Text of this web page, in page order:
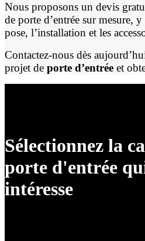
Nous proposons un devis
de porte d’entrée sur mesure,
pose, l’installation et les
Contactez-nous dès
projet de porte d’entrée et
Sélectionnez la
porte d'entrée
intéresse